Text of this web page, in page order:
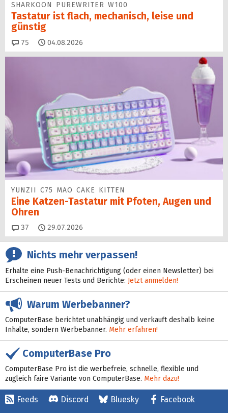
SHARKOON PUREWRITER W100
Tastatur ist flach, mechanisch, leise und
günstig
75 Kommentare
04.08.2026
YUNZII C75 MAO CAKE KITTEN
Eine Katzen-Tastatur mit Pfoten, Augen und
Ohren
37 Kommentare
29.07.2026
Nichts mehr verpassen!
Erhalte eine Push-Benachrichtigung (oder einen Newsletter) bei
Erscheinen neuer Tests und Berichte: Jetzt anmelden!
Warum Werbebanner?
ComputerBase berichtet unabhängig und verkauft deshalb keine
Inhalte, sondern Werbebanner. Mehr erfahren!
ComputerBase Pro
ComputerBase Pro ist die werbefreie, schnelle, flexible und
zugleich faire Variante von ComputerBase. Mehr dazu!
Feeds Discord Bluesky
Facebook